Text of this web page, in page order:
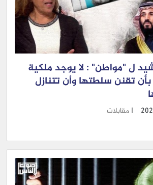
ل "مواطن" : لا يوجد ملكية
تقنن سلطتها وأن تتنازل
| مقابلات